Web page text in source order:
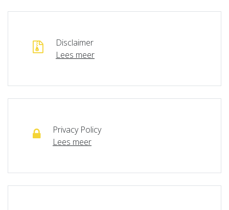
Disclaimer
Lees meer
Privacy Policy
Lees meer